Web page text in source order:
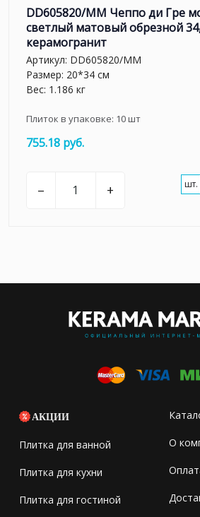
DD605820/MM Чеппо ди Гре
светлый матовый обрезной
керамогранит
Артикул: DD605820/MM
Размер: 20*34 см
Вес: 1.186 кг
Плиток в упаковке: 10шт
755.18 руб.
– + шт.
АКЦИИ
Плитка для ванной
Плитка для кухни
Плитка для гостиной
О